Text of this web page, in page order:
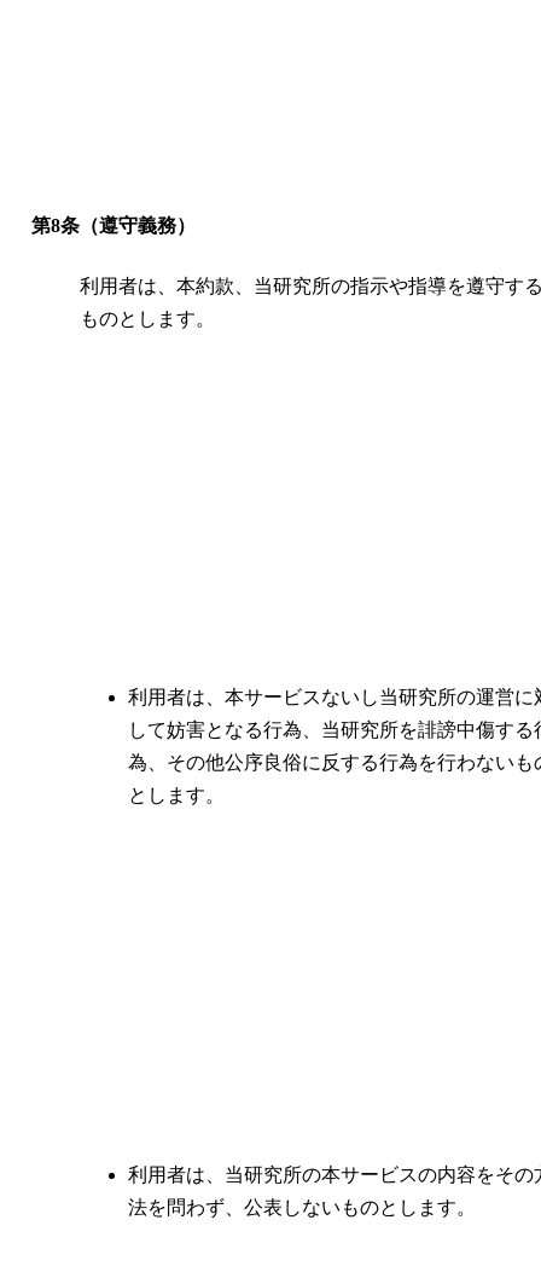
第8条（遵守義務）
利用者は、本約款、当研究所の指示や指導を遵守す
ものとします。
利用者は、本サービスないし当研究所の運営に
して妨害となる行為、当研究所を誹謗中傷する
為、その他公序良俗に反する行為を行わないも
とします。
利用者は、当研究所の本サービスの内容をその
法を問わず、公表しないものとします。